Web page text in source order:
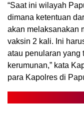
“Saat ini wilayah
dimana ketentuan
akan melaksanakan
vaksin 2 kali. Ini
atau penularan yang
kerumunan,” kata
para Kapolres di